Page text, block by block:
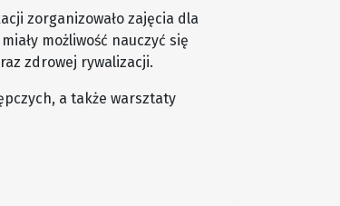
zorganizowało zajęcia dla
możliwość nauczyć się
zdrowej rywalizacji.
a także warsztaty